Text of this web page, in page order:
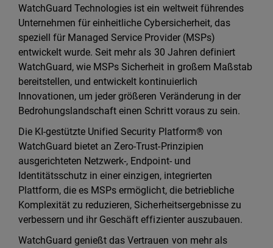
WatchGuard Technologies ist ein weltweit führendes
Unternehmen für einheitliche Cybersicherheit, das
speziell für Managed Service Provider (MSPs)
entwickelt wurde. Seit mehr als 30 Jahren definiert
WatchGuard, wie MSPs Sicherheit in großem Maßstab
bereitstellen, und entwickelt kontinuierlich
Innovationen, um jeder größeren Veränderung in der
Bedrohungslandschaft einen Schritt voraus zu sein.
Die KI-gestützte Unified Security Platform® von
WatchGuard bietet an Zero-Trust-Prinzipien
ausgerichteten Netzwerk-, Endpoint- und
Identitätsschutz in einer einzigen, integrierten
Plattform, die es MSPs ermöglicht, die betriebliche
Komplexität zu reduzieren, Sicherheitsergebnisse zu
verbessern und ihr Geschäft effizienter auszubauen.
WatchGuard genießt das Vertrauen von mehr als